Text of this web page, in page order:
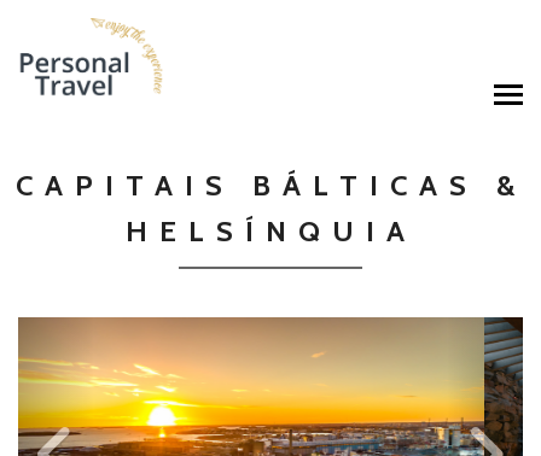
CAPITAIS BÁLTICAS &
HELSÍNQUIA
Previous